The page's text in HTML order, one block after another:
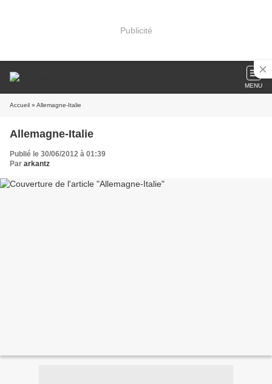
Publicité
MENU
Accueil » Allemagne-Italie
Allemagne-Italie
Publié le 30/06/2012 à 01:39
Par arkantz